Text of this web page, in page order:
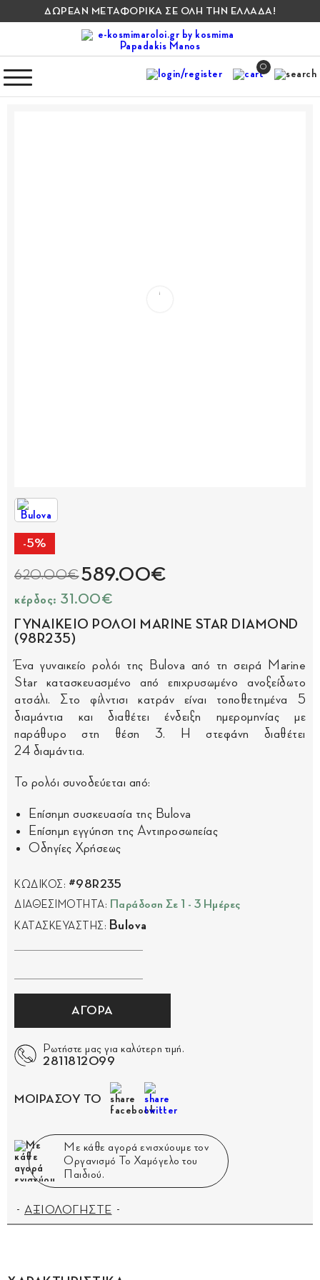
ΔΩΡΕΑΝ ΜΕΤΑΦΟΡΙΚΑ ΣΕ ΟΛΗ ΤΗΝ ΕΛΛΑΔΑ!
0
-5%
620.00€589.00€
κέρδος: 31.00€
ΓΥΝΑΙΚΕΙΟ ΡΟΛΟΙ MARINE STAR DIAMOND
(98R235)
Ένα γυναικείο ρολόι της Bulova από τη σειρά Marine
Star κατασκευασμένο από επιχρυσωμένο ανοξείδωτο
ατσάλι. Στο φίλντισι κατράν είναι τοποθετημένα 5
διαμάντια και διαθέτει ένδειξη ημερομηνίας με
παράθυρο στη θέση 3. Η στεφάνη διαθέτει
24 διαμάντια.
Το ρολόι συνοδεύεται από:
Επίσημη συσκευασία της Bulova
Επίσημη εγγύηση της Αντιπροσωπείας
Οδηγίες Χρήσεως
ΚΩΔΙΚΟΣ: #98R235
ΔΙΑΘΕΣΙΜΟΤΗΤΑ: Παράδοση Σε 1 - 3 Ημέρες
ΚΑΤΑΣΚΕΥΑΣΤΗΣ: Bulova
ΑΓΟΡΑ
Ρωτήστε μας για καλύτερη τιμή.
2811812099
ΜΟΙΡΑΣΟΥ ΤΟ
Με κάθε αγορά ενισχύουμε τον
Οργανισμό Το Χαμόγελο του
Παιδιού.
ΑΞΙΟΛΟΓΗΣΤΕ